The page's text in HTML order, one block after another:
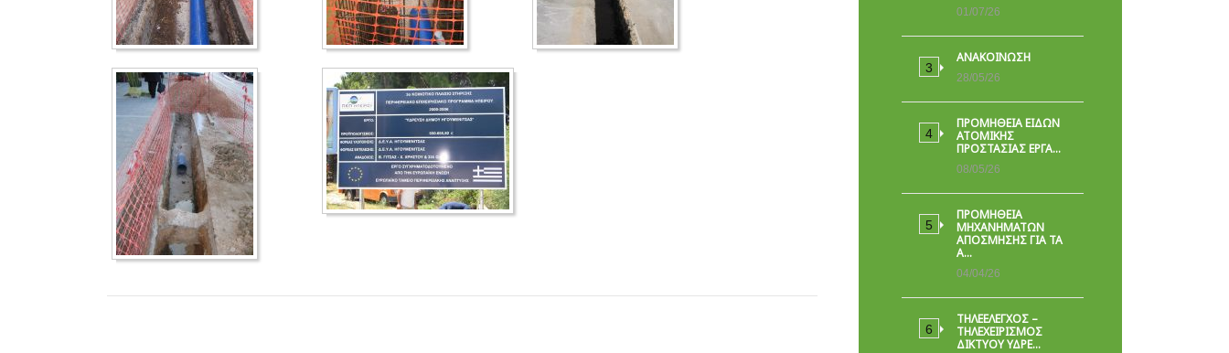
01/07/26
ΑΝΑΚΟΙΝΩΣΗ
28/05/26
ΠΡΟΜΉΘΕΙΑ ΕΙΔΏΝ
ΑΤΟΜΙΚΉΣ
ΠΡΟΣΤΑΣΊΑΣ ΕΡΓΑ…
08/05/26
ΠΡΟΜΗΘΕΙΑ
ΜΗΧΑΝΗΜΑΤΩΝ
ΑΠΟΣΜΗΣΗΣ ΓΙΑ ΤΑ
Α…
04/04/26
ΤΗΛΕΕΛΕΓΧΟΣ –
ΤΗΛΕΧΕΙΡΙΣΜΟΣ
ΔΙΚΤΥΟΥ ΥΔΡΕ…